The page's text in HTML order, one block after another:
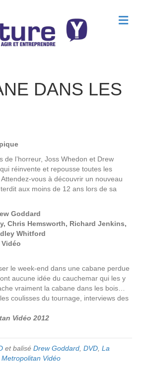
M
e
DANS LES
de l’horreur, Joss Whedon et Drew
réinvente et repousse toutes les
vous à découvrir un nouveau
aux moins de 12 ans lors de sa
Goddard
Chris Hemsworth, Richard Jenkins,
Whitford
le week-end dans une cabane perdue
aucune idée du cauchemar qui les y
vraiment la cabane dans les bois…
coulisses du tournage, interviews des
Vidéo 2012
et balisé Drew Goddard DVD La
Metropolitan Vidéo